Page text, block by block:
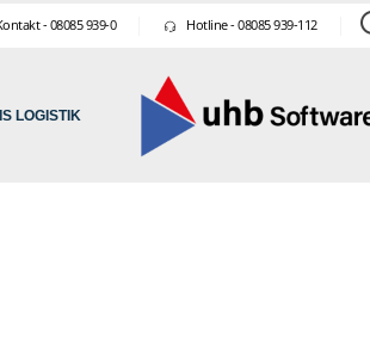
- 08085 939-0 Hotline - 08085 939-112
LOGISTIK